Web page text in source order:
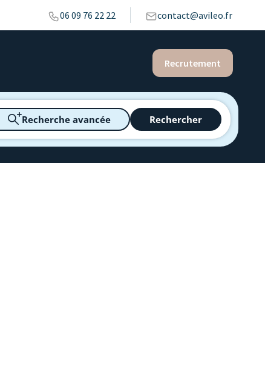
06 09 76 22 22 contact@avileo.fr
Recrutement
Recherche avancée Rechercher